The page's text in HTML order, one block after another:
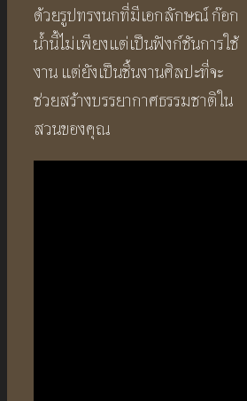
ด้วยรูปทรงนกที่มีเอกลักษณ์ ก๊อก
น้ำนี้ไม่เพียงแต่เป็นฟังก์ชันการใช้
งาน แต่ยังเป็นชิ้นงานศิลปะที่จะ
ช่วยสร้างบรรยากาศธรรมชาติใน
สวนของคุณ